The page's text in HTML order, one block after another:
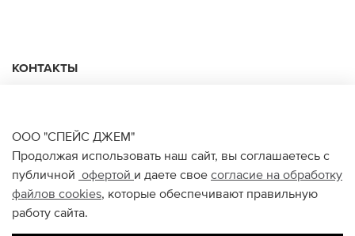
О НАС
ПОМОЩЬ ПОКУПАТЕЛЮ
КОНТАКТЫ
Ежедневно с 10:00 до 22:00
ООО "СПЕЙС ДЖЕМ"
Продолжая использовать наш сайт, вы соглашаетесь с
публичной офертой и даете свое согласие на обработку
файлов cookies, которые обеспечивают правильную
работу сайта.